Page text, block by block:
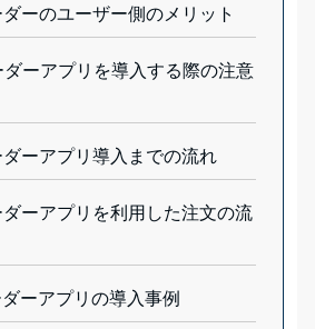
ーのユーザー側のメリット
ーアプリを導入する際の注意
ーアプリ導入までの流れ
ーアプリを利用した注文の流
ーアプリの導入事例